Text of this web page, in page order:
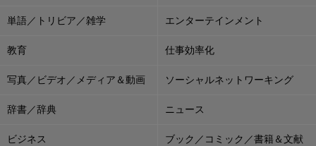
単語／トリビア／雑学 エンターテインメント
教育 仕事効率化
写真／ビデオ／メディア＆動画 ソーシャルネットワーキング
辞書／辞典 ニュース
ビジネス ブック／コミック／書籍＆文献